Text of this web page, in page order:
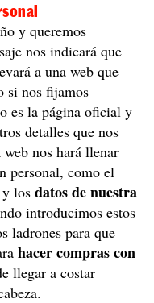
y queremos
nos indicará que
a una web que
si nos fijamos
es la página oficial y
detalles que nos
nos hará llenar
personal, como el
los datos de nuestra
introducimos estos
ladrones para que
hacer compras con
llegar a costar